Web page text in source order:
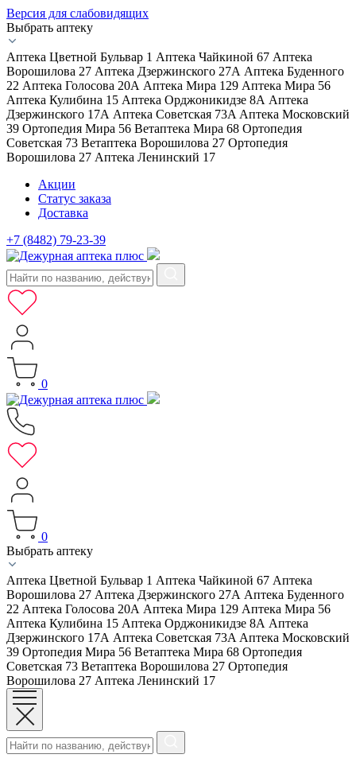
Версия для слабовидящих
Выбрать аптеку
Аптека Цветной Бульвар 1 Аптека Чайкиной 67 Аптека
Ворошилова 27 Аптека Дзержинского 27А Аптека Буденного
22 Аптека Голосова 20А Аптека Мира 129 Аптека Мира 56
Аптека Кулибина 15 Аптека Орджоникидзе 8А Аптека
Дзержинского 17А Аптека Советская 73A Аптека Московский
39 Ортопедия Мира 56 Ветаптека Мира 68 Ортопедия
Советская 73 Ветаптека Ворошилова 27 Ортопедия
Ворошилова 27 Аптека Ленинский 17
Акции
Статус заказа
Доставка
+7 (8482) 79-23-39
0
0
Выбрать аптеку
Аптека Цветной Бульвар 1 Аптека Чайкиной 67 Аптека
Ворошилова 27 Аптека Дзержинского 27А Аптека Буденного
22 Аптека Голосова 20А Аптека Мира 129 Аптека Мира 56
Аптека Кулибина 15 Аптека Орджоникидзе 8А Аптека
Дзержинского 17А Аптека Советская 73A Аптека Московский
39 Ортопедия Мира 56 Ветаптека Мира 68 Ортопедия
Советская 73 Ветаптека Ворошилова 27 Ортопедия
Ворошилова 27 Аптека Ленинский 17